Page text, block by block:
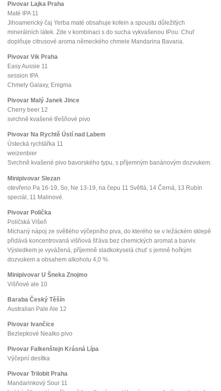
Pivovar Lajka Praha
Maté IPA 11
Jihoamerický čaj Yerba maté obsahuje kofein a spoustu důležitých
minerálních látek. Zde v kombinaci s do sucha vykvašenou IPou. Chuť
doplňuje citrusové aroma německého chmele Mandarina Bavaria.
Pivovar Vik Praha
Easy Aussie 11
session IPA
Chmely Galaxy, Enigma
Pivovar Malý Janek Jince
Cherry beer 12
svrchně kvašené třešňové pivo
Pivovar Na Rychtě Ústí nad Labem
Ústecká rychtářka 11
weizenbier
Svrchně kvašené pivo bavorského typu, s příjemným banánovým dozvukem.
Minipivovar Slezan
otevřeno Pa 16-19, So, Ne 13-19, na čepu 11 Světlá, 14 Černá, 13 Rubín
speciál, 11 Malinové.
Pivovar Polička
Poličská Višeň
Míchaný nápoj ze světlého výčepního piva, do kterého se v ležáckém sklepě
přidává koncentrovaná višňová šťáva bez chemických aromat a barviv.
Výsledkem je vyvážená, příjemně sladkokyselá chuť s jemně hořkým
dozvukem a obsahem alkoholu 4,0 %.
Minipivovar U Šneka Znojmo
Višňové ale 10
Baraba Český Těšín
Australian Pale Ale 12
Pivovar Ivančice
Bezlepkové Nealko pivo
Pivovar Falkenštejn Krásná Lípa
Výčepní desítka
Pivovar Trilobit Praha
Mandarinkový Sour 11